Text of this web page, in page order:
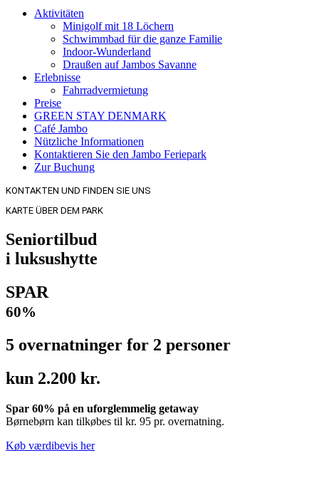
Aktivitäten
Minigolf mit 18 Löchern
Schwimmbad für die ganze Familie
Indoor-Wunderland
Draußen auf Jambos Savanne
Erlebnisse
Fahrradvermietung
Preise
GREEN STAY DENMARK
Café Jambo
Nützliche Informationen
Kontaktieren Sie den Jambo Feriepark
Zur Buchung
KONTAKTEN UND FINDEN SIE UNS
KARTE ÜBER DEM PARK
Seniortilbud
i luksushytte
SPAR
60%
5 overnatninger for 2 personer
kun 2.200 kr.
Spar 60% på en uforglemmelig getaway
Børnebørn kan tilkøbes til kr. 95 pr. overnatning.
Køb værdibevis her